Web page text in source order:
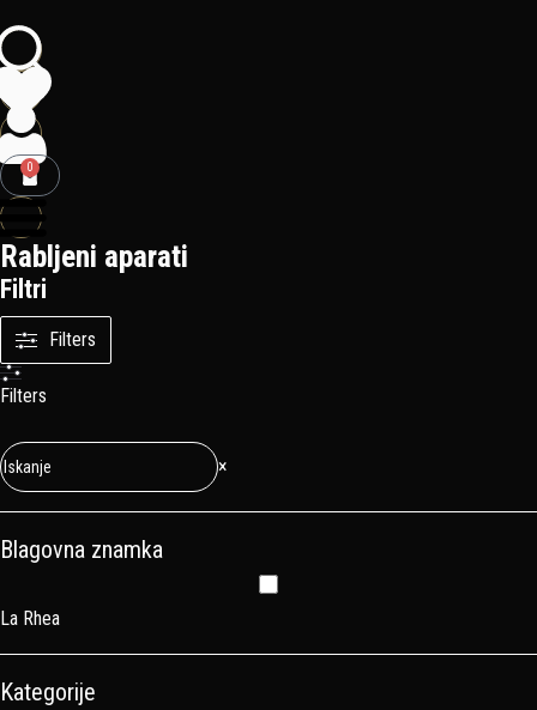
0
Rabljeni aparati
Filtri
Filters
Filters
×
Blagovna znamka
La Rhea
Kategorije